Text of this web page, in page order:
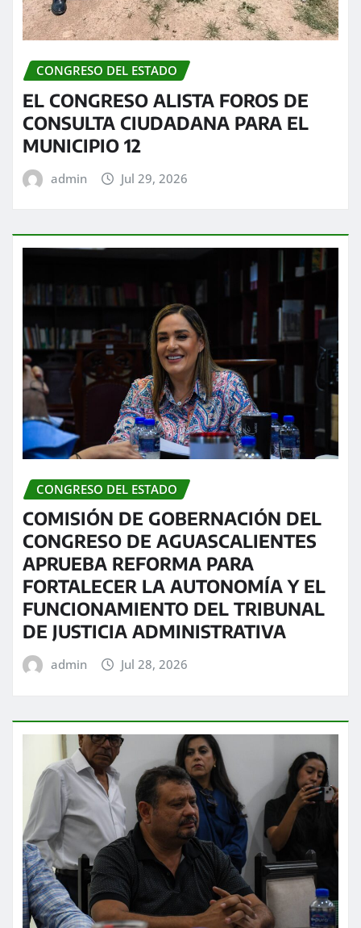
CONGRESO DEL ESTADO
EL CONGRESO ALISTA FOROS DE
CONSULTA CIUDADANA PARA EL
MUNICIPIO 12
admin Jul 29, 2026
CONGRESO DEL ESTADO
COMISIÓN DE GOBERNACIÓN DEL
CONGRESO DE AGUASCALIENTES
APRUEBA REFORMA PARA
FORTALECER LA AUTONOMÍA Y EL
FUNCIONAMIENTO DEL TRIBUNAL
DE JUSTICIA ADMINISTRATIVA
admin Jul 28, 2026